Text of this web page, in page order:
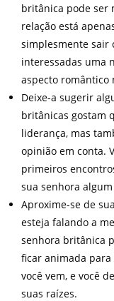
britânica pode ser
relação está
simplesmente sair
interessadas uma
aspecto romântico
Deixe-a sugerir
britânicas gostam
liderança, mas
opinião em conta.
primeiros
sua senhora
Aproxime-se de
esteja falando a
senhora britânica
ficar animada
você vem, e você
suas raízes.